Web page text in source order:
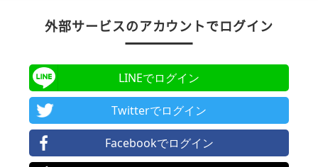
外部サービスのアカウントでログイン
LINEでログイン
Twitterでログイン
Facebookでログイン